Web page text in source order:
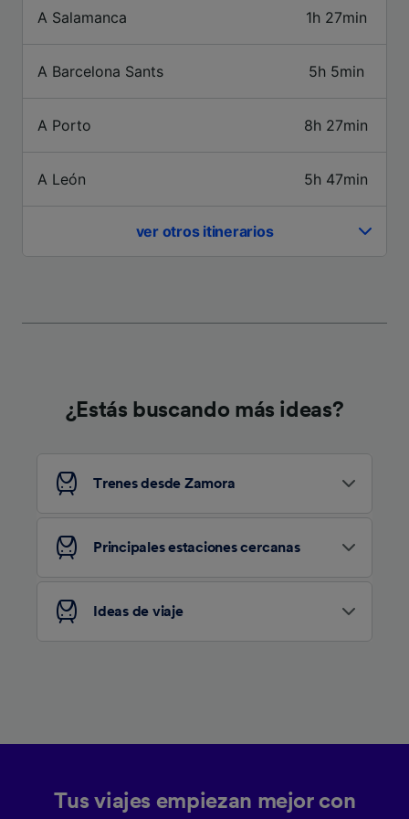
A Salamanca 1h 27min
A Barcelona Sants 5h 5min
A Porto 8h 27min
A León 5h 47min
ver otros itinerarios
¿Estás buscando más ideas?
Trenes desde Zamora
Principales estaciones cercanas
Ideas de viaje
Tus viajes empiezan mejor con